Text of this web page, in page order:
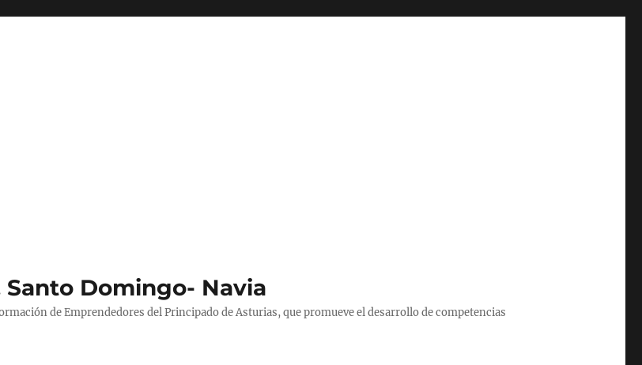
Santo Domingo- Navia
de Emprendedores del Principado de Asturias, que promueve el desarrollo de competencias